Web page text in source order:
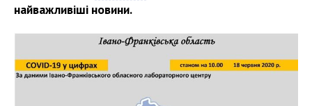
найважливіші новини.